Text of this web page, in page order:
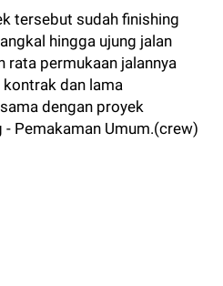
tersebut sudah finishing
hingga ujung jalan
rata permukaan jalannya
dan lama
dengan proyek
- Pemakaman Umum.(crew)